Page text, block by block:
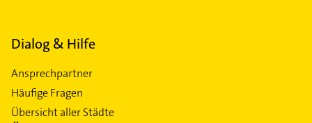
Dialog & Hilfe
Ansprechpartner
Häufige Fragen
Übersicht aller Städte